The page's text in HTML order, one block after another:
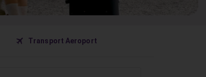
󰀝 Transport Aeroport